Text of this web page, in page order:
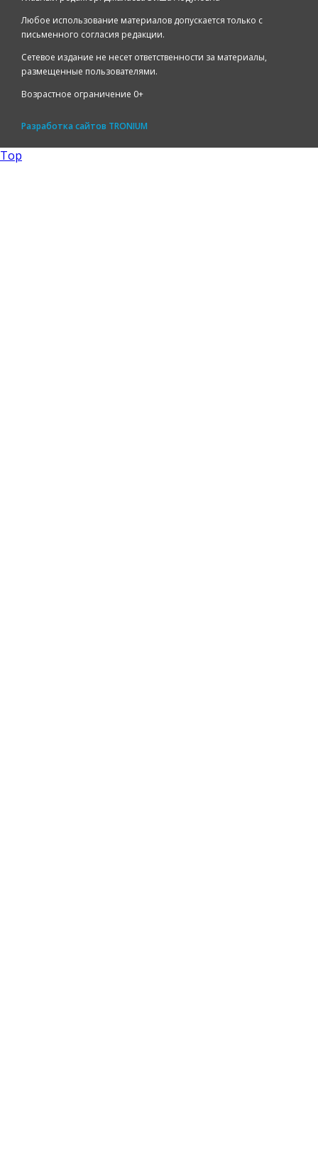
Любое использование материалов допускается только с
письменного согласия редакции.
Сетевое издание не несет ответственности за материалы,
размещенные пользователями.
Возрастное ограничение 0+
Разработка сайтов TRONIUM
Top